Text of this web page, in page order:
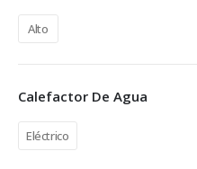
Alto
Calefactor De Agua
Eléctrico